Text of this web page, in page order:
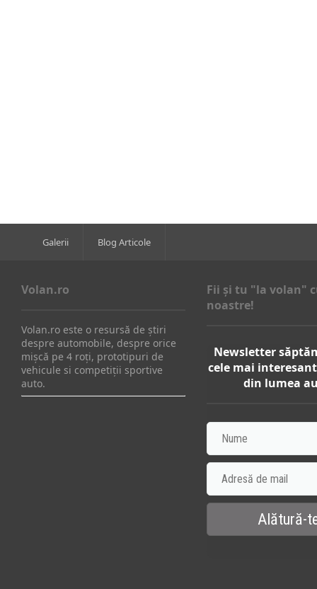
Galerii Blog Articole
Volan.ro
Volan.ro este o resursă de știri
despre automobile, despre orice
mișcă pe 4 roți, prototipuri de
vehicule si competiții sportive
auto.
Fii şi tu "la volan"
noastre!
Newsletter
cele mai
din lumea